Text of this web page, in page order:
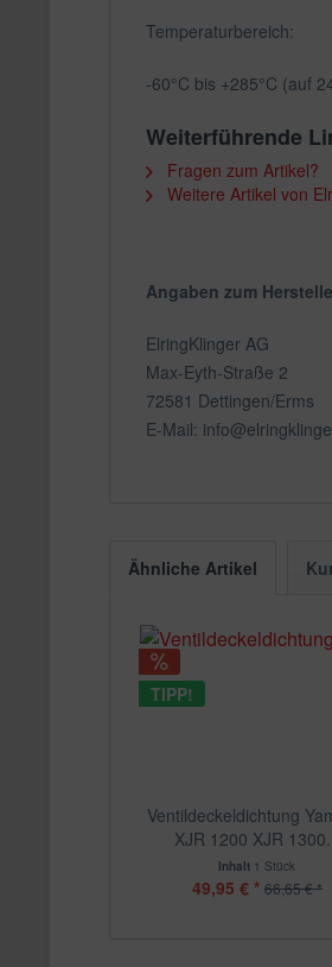
Temperaturbereich:
-60°C bis +285°C (auf
Weiterführende
Fragen zum Artikel?
Weitere Artikel von
Angaben zum
ElringKlinger AG
Max-Eyth-Straße 2
72581 Dettingen/Erms
E-Mail:
Ähnliche Artikel
TIPP!
Ventildeckeldichtung
XJR 1200 XJR
Inhalt 1 Stück
49,95 € * 66,65 € *